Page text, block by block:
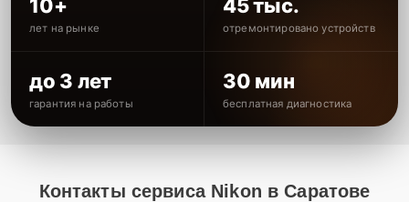
10+
лет на рынке
45 тыс.
отремонтировано устройств
до 3 лет
гарантия на работы
30 мин
бесплатная диагностика
Контакты сервиса Nikon в Саратове